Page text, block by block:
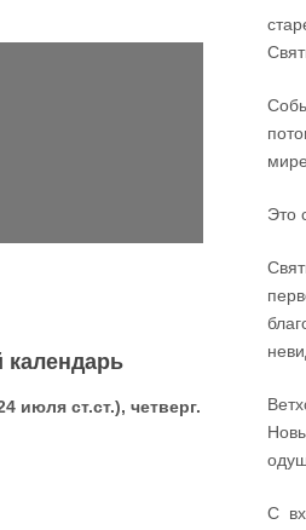
Это
С
июля ст.ст.), четверг.